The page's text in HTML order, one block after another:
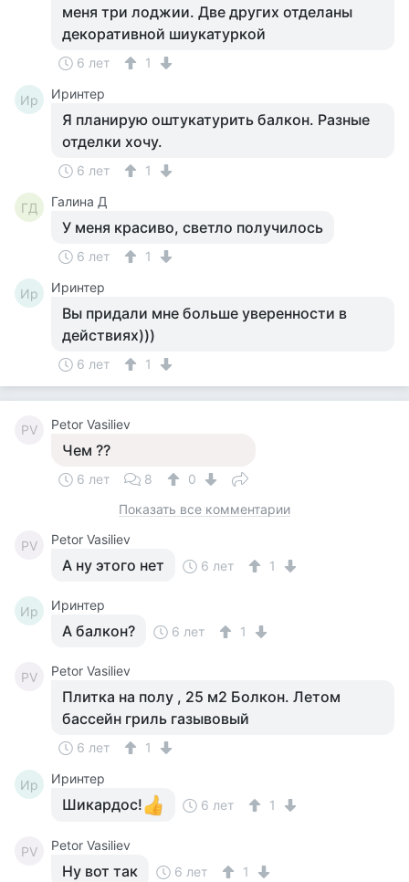
меня три лоджии. Две других отделаны
декоративной шиукатуркой
6 лет 1
Ир Иринтер
Я планирую оштукатурить балкон. Разные
отделки хочу.
6 лет 1
ГД Галина Д
У меня красиво, светло получилось
6 лет 1
Ир Иринтер
Вы придали мне больше уверенности в
действиях)))
6 лет 1
PV Petor Vasiliev
Чем ??
6 лет 8
0
Показать все комментарии
PV Petor Vasiliev
А ну этого нет 6 лет 1
Ир Иринтер
А балкон? 6 лет 1
PV Petor Vasiliev
Плитка на полу , 25 м2 Болкон. Летом
бассейн гриль газывовый
6 лет 1
Ир Иринтер
Шикардос! 6 лет 1
PV Petor Vasiliev
Ну вот так 6 лет 1